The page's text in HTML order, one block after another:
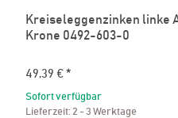
Kreiseleggenzinken linke
Krone 0492-603-0
49,39 € *
Sofort verfügbar
Lieferzeit: 2 - 3 Werktage